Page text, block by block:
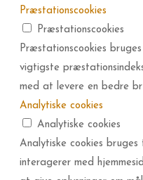
Præstationscookies
Præstationscookies
Præstationscookies
vigtigste
med at levere en bedre
Analytiske cookies
Analytiske cookies
Analytiske cookies
interagerer med